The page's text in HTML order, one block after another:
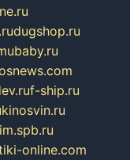
dugshop.ru
f-ship.ru
kinosvin.ru
online.com